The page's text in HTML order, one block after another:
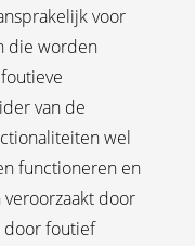
voor
die worden
van de
wel
functioneren en
door
door foutief